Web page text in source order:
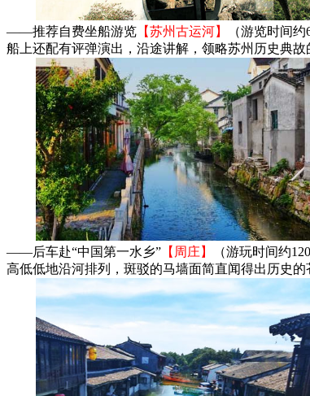
——推荐自费坐船游览 【苏州古运河】
（游览时间
船上还配有评弹演出，沿途讲解，领略苏州历史典故
——后车赴“中国第一水乡” 【周庄】
（游玩时间约
高低低地沿河排列，斑驳的马墙面简直闻得出历史